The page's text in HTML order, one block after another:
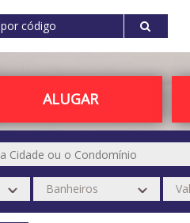
ALUGAR